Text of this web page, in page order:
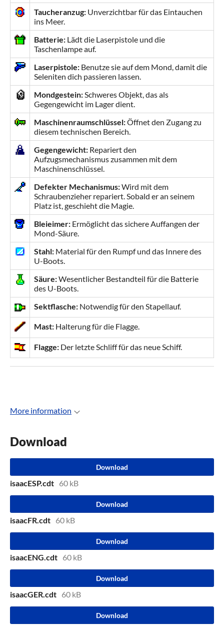
Taucheranzug: Unverzichtbar für das Eintauchen
ins Meer.
Batterie: Lädt die Laserpistole und die
Taschenlampe auf.
Laserpistole: Benutze sie auf dem Mond, damit die
Seleniten dich passieren lassen.
Mondgestein: Schweres Objekt, das als
Gegengewicht im Lager dient.
Maschinenraumschlüssel:Öffnet den Zugang zu
diesem technischen Bereich.
Gegengewicht: Repariert den
Aufzugsmechanismus zusammen mit dem
Maschinenschlüssel.
Defekter Mechanismus:Wird mit dem
Schraubenzieher repariert. Sobald er an seinem
Platz ist, geschieht die Magie.
Bleieimer: Ermöglicht das sichere Auffangen der
Mond-Säure.
Stahl: Material für den Rumpf und das Innere des
U-Boots.
Säure:Wesentlicher Bestandteil für die Batterie
des U-Boots.
Sektflasche: Notwendig für den Stapellauf.
Mast: Halterung für die Flagge.
Flagge: Der letzte Schliff für das neue Schiff.
More information
Download
Download
isaacESP.cdt 60 kB
Download
isaacFR.cdt 60 kB
Download
isaacENG.cdt 60 kB
Download
isaacGER.cdt 60 kB
Download